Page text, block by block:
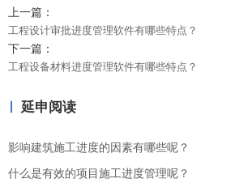
上一篇：
工程设计审批进度管理软件有哪些特点？
下一篇：
工程设备材料进度管理软件有哪些特点？
延申阅读
影响建筑施工进度的因素有哪些呢？
什么是有效的项目施工进度管理呢？